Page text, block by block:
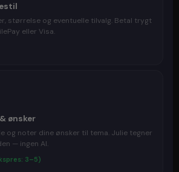
størrelse og eventuelle tilvalg. Betal trygt
eller Visa.
ønsker
og noter dine ønsker til tema. Julie tegner
— ingen AI.
3–5)